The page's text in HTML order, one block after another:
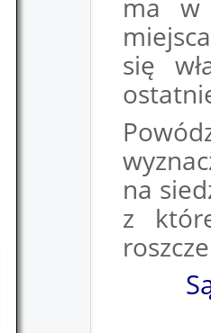
ma w
się
na
z